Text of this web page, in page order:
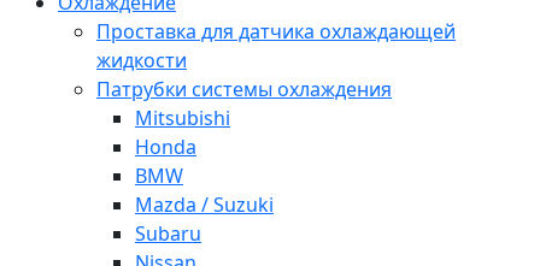
Проставка для датчика охлаждающей
жидкости
Патрубки системы охлаждения
Mitsubishi
Honda
BMW
Mazda / Suzuki
Subaru